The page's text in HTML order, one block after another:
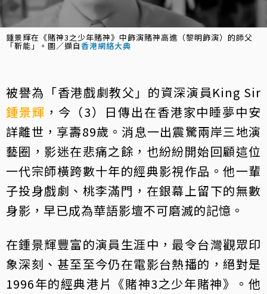
鍾景輝在《賭神3之少年賭神》中飾演賭神高進（黎明飾演）的師父
「靳能」。圖／擷自香港網絡大典
被譽為「香港戲劇教父」的資深演員King Sir
鍾景輝 ，今（3）日傳出在香港家中睡夢中安
詳離世，享壽89歲。消息一出震驚兩岸三地演
藝圈，影迷在悲痛之餘，也紛紛開始回顧這位
一代宗師橫跨數十年的經典影視作品。他一輩
子投身戲劇、桃李滿門，在銀幕上留下的無數
身影，早已成為華語影壇不可磨滅的記憶。
在鍾景輝豐富的演員生涯中，最令台灣觀眾印
象深刻、甚至至今仍在電影台熱播的，絕對是
1996年的經典港片《賭神3之少年賭神》。他